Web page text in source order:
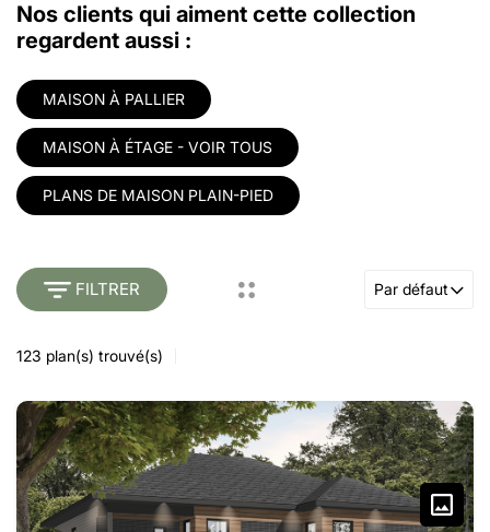
Nos clients qui aiment cette collection
regardent aussi :
MAISON À PALLIER
MAISON À ÉTAGE - VOIR TOUS
PLANS DE MAISON PLAIN-PIED
FILTRER Par défaut
123 plan(s) trouvé(s)